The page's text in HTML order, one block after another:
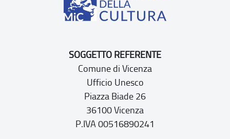
SOGGETTO REFERENTE
Comune di Vicenza
Ufficio Unesco
Piazza Biade 26
36100 Vicenza
P.IVA 00516890241